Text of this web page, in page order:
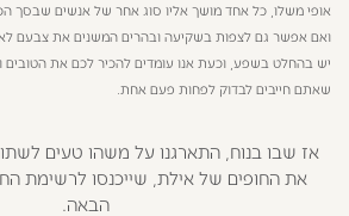
אופי משלו, כל אחד מושך אליו סוג אחר של אנשים שבסך הכול
ואם אפשר גם לצפות בשקיעה ובהרים המשנים את צבעם
יש בהחלט בשפע, וכעת אנו עומדים להכיר לכם את הטובים
שאתם חייבים לבדוק לפחות פעם אחת.
אז שבו בנוח, התארגנו על משהו טעים
את החופים של אילת, שייכנסו לרשימת
הבאה.